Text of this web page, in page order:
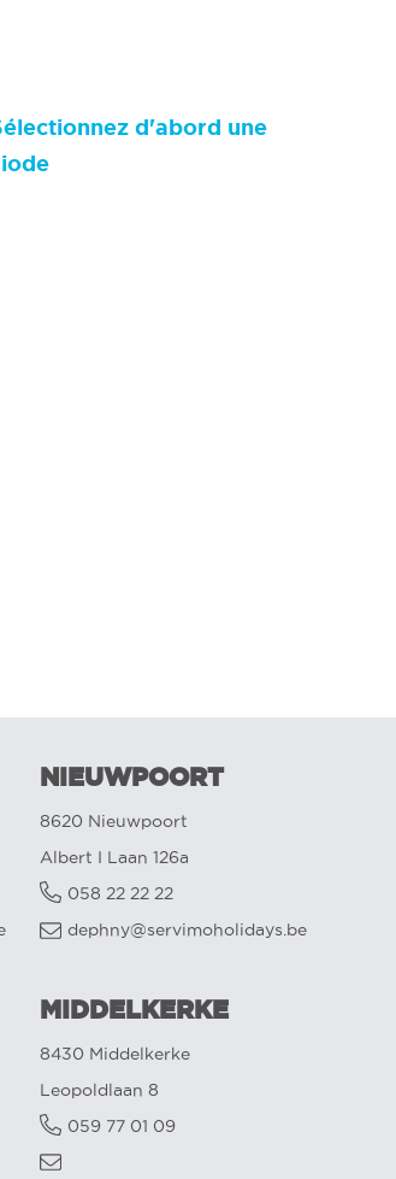
d'abord une
NIEUWPOORT
8620 Nieuwpoort
Albert I Laan 126a
058 22 22 22
dephny@servimoholidays.be
MIDDELKERKE
8430 Middelkerke
Leopoldlaan 8
059 77 01 09